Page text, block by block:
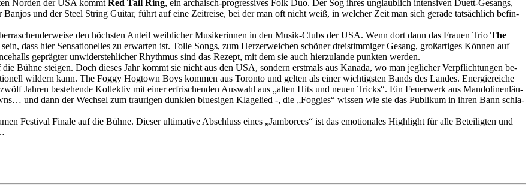
Nor­den der USA kommt Red Tail Ring, ein ar­cha­isch-​pro­gres­si­ves Folk Duo. Der Sog ihres un­glaub­lich in­ten­si­ven Du­ett-​Ge­sangs,
und der Steel String Gui­tar, führt auf eine Zeit­rei­se, bei der man oft nicht weiß, in wel­cher Zeit man sich ge­ra­de tat­säch­lich be­fin­
den höchs­ten An­teil weib­li­cher Mu­si­ke­rin­nen in den Mu­sik-​Clubs der USA. Wenn dort dann das Frau­en Trio The
dass hier Sen­sa­tio­nel­les zu er­war­ten ist. Tolle Songs, zum Her­zer­wei­chen schö­ner drei­stim­mi­ger Ge­sang, groß­ar­ti­ges Kön­nen auf
ge­präg­ter un­wi­der­steh­li­cher Rhyth­mus sind das Re­zept, mit dem sie auch hier­zu­lan­de punk­ten wer­den.
Bühne stei­gen. Doch die­ses Jahr kommt sie nicht aus den USA, son­dern erst­mals aus Ka­na­da, wo man jeg­li­cher Ver­pflich­tun­gen be­
wil­dern kann. The Foggy Hog­town Boys kom­men aus To­ron­to und gel­ten als einer wich­tigs­ten Bands des Lan­des. En­er­gie­rei­che
Jah­ren be­ste­hen­de Kol­lek­tiv mit einer er­fri­schen­den Aus­wahl aus „alten Hits und neuen Tricks“. Ein Feu­er­werk aus Man­do­li­nen­läu­
und dann der Wech­sel zum trau­ri­gen dunk­len blue­si­gen Kla­ge­lied -, die „Fog­gies“ wis­sen wie sie das Pu­bli­kum in ihren Bann schla­
Fes­ti­val Fi­na­le auf die Bühne. Die­ser ul­ti­ma­ti­ve Ab­schluss eines „Jam­bo­rees“ ist das emo­tio­na­les High­light für alle Be­tei­lig­ten und